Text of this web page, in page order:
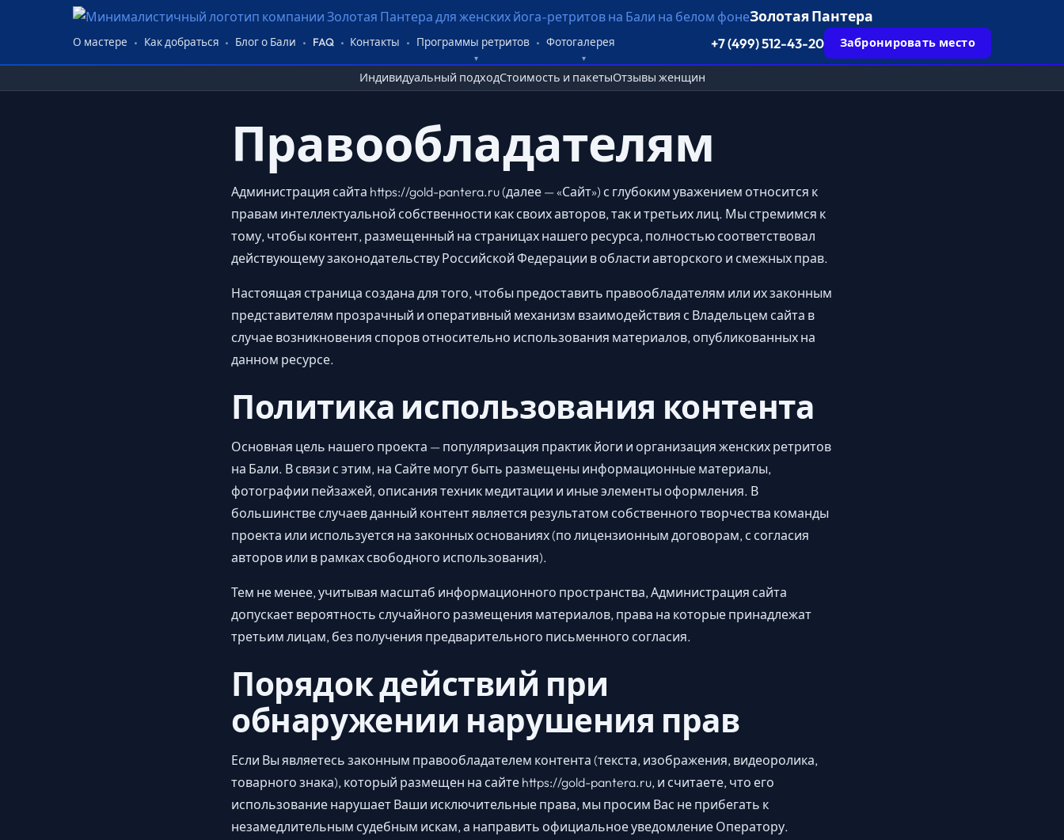
Золотая Пантера
О мастере Как добраться Блог о Бали FAQ Контакты Программы ретритов Фотогалерея +7 (499) 512-43-20 Забронировать место
Индивидуальный подходСтоимость и пакетыОтзывы женщин
Правообладателям
Администрация сайта https://gold-pantera.ru (далее — «Сайт») с глубоким уважением относится к
правам интеллектуальной собственности как своих авторов, так и третьих лиц. Мы стремимся к
тому, чтобы контент, размещенный на страницах нашего ресурса, полностью соответствовал
действующему законодательству Российской Федерации в области авторского и смежных прав.
Настоящая страница создана для того, чтобы предоставить правообладателям или их законным
представителям прозрачный и оперативный механизм взаимодействия с Владельцем сайта в
случае возникновения споров относительно использования материалов, опубликованных на
данном ресурсе.
Политика использования контента
Основная цель нашего проекта — популяризация практик йоги и организация женских ретритов
на Бали. В связи с этим, на Сайте могут быть размещены информационные материалы,
фотографии пейзажей, описания техник медитации и иные элементы оформления. В
большинстве случаев данный контент является результатом собственного творчества команды
проекта или используется на законных основаниях (по лицензионным договорам, с согласия
авторов или в рамках свободного использования).
Тем не менее, учитывая масштаб информационного пространства, Администрация сайта
допускает вероятность случайного размещения материалов, права на которые принадлежат
третьим лицам, без получения предварительного письменного согласия.
Порядок действий при
обнаружении нарушения прав
Если Вы являетесь законным правообладателем контента (текста, изображения, видеоролика,
товарного знака), который размещен на сайте https://gold-pantera.ru, и считаете, что его
использование нарушает Ваши исключительные права, мы просим Вас не прибегать к
незамедлительным судебным искам, а направить официальное уведомление Оператору.